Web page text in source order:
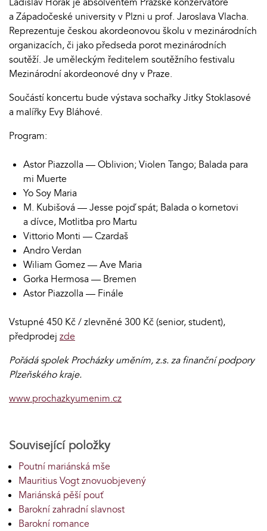
a Západočeské university v Plzni u prof. Jaroslava Vlacha.
Reprezentuje českou akordeonovou školu v mezinárodních
organizacích, či jako předseda porot mezinárodních
soutěží. Je uměleckým ředitelem soutěžního festivalu
Mezinárodní akordeonové dny v Praze.
Součástí koncertu bude výstava sochařky Jitky Stoklasové
a malířky Evy Bláhové.
Program:
Astor Piazzolla — Oblivion; Violen Tango; Balada para
mi Muerte
Yo Soy Maria
M. Kubišová — Jesse pojď spát; Balada o kornetovi
a dívce, Motlitba pro Martu
Vittorio Monti — Czardaš
Andro Verdan
Wiliam Gomez — Ave Maria
Gorka Hermosa — Bremen
Astor Piazzolla — Finále
Vstupné 450 Kč / zlevněné 300 Kč (senior, student),
předprodej zde
Pořádá spolek Procházky uměním, z.s. za finanční podpory
Plzeňského kraje.
www.prochazkyumenim.cz
Související položky
Poutní mariánská mše
Mauritius Vogt znovuobjevený
Mariánská pěší pouť
Barokní zahradní slavnost
Barokní romance